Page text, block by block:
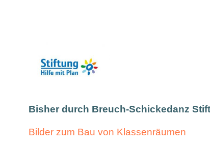
Bisher durch Breuch-Schickedanz
Bilder zum Bau von Klassenräumen